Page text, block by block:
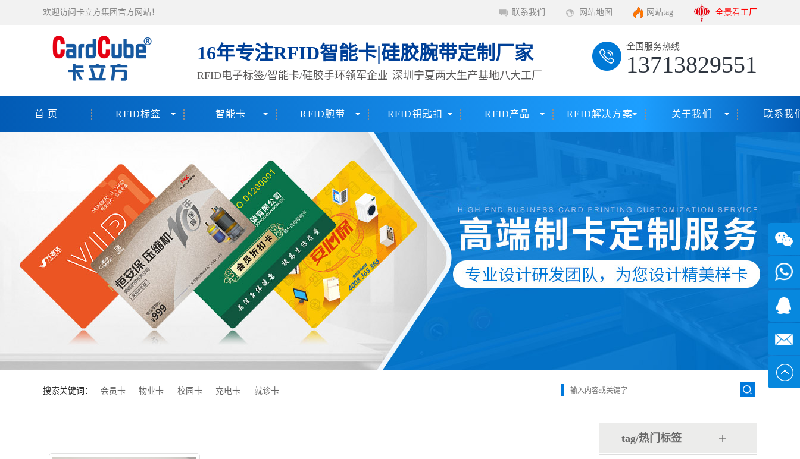
欢迎访问卡立方集团官方网站！ 联系我们 网站地图 网站tag 全景看工厂
16年专注RFID智能卡|硅胶腕带定制厂家
RFID电子标签/智能卡/硅胶手环领军企业 深圳宁夏两大生产基地八大工厂
全国服务热线
13713829551
首 页 RFID标签 智能卡 RFID腕带 RFID钥匙扣 RFID产品 RFID解决方案 关于我们 联系我
搜索关键词： 会员卡 物业卡 校园卡 充电卡 就诊卡
tag/热门标签
微信
7*24小
时